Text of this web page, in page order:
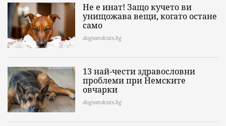
Не е инат! Защо кучето ви
унищожава вещи, когато остане
само
dogsandcats.bg
13 най-чести здравословни
проблеми при Немските
овчарки
dogsandcats.bg